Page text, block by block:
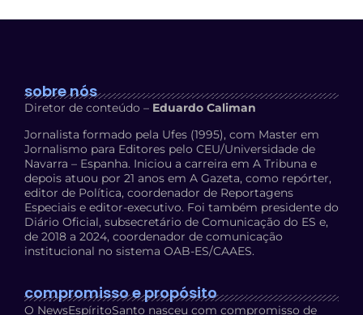
sobre nós
Diretor de conteúdo – Eduardo Caliman
Jornalista formado pela Ufes (1995), com Master em
Jornalismo para Editores pelo CEU/Universidade de
Navarra – Espanha. Iniciou a carreira em A Tribuna e
depois atuou por 21 anos em A Gazeta, como repórter,
editor de Política, coordenador de Reportagens
Especiais e editor-executivo. Foi também presidente do
Diário Oficial, subsecretário de Comunicação do ES e,
de 2018 a 2024, coordenador de comunicação
institucional no sistema OAB-ES/CAAES.
compromisso e propósito
O NewsEspíritoSanto nasceu com compromisso de